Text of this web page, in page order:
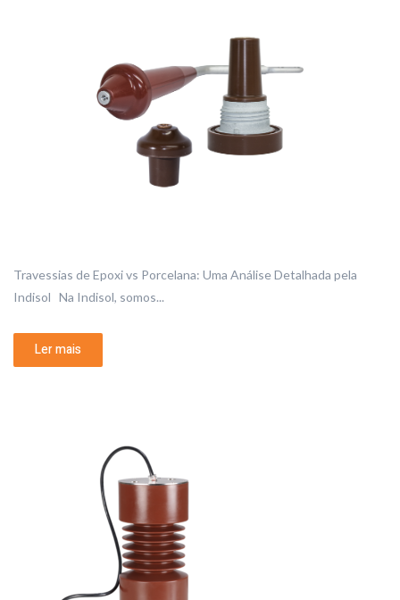
Travessias de Epoxi vs Porcelana: Uma Análise Detalhada pela
Indisol Na Indisol, somos...
Ler mais